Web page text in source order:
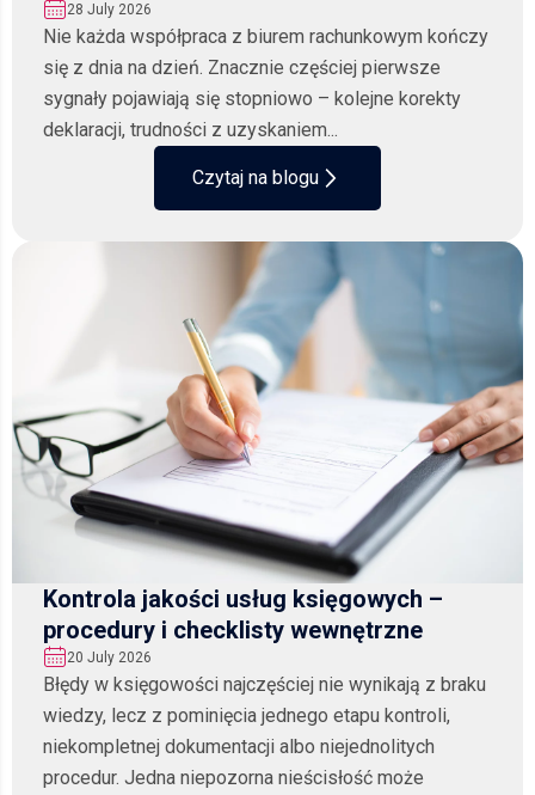
28 July 2026
Nie każda współpraca z biurem rachunkowym kończy
się z dnia na dzień. Znacznie częściej pierwsze
sygnały pojawiają się stopniowo – kolejne korekty
deklaracji, trudności z uzyskaniem...
Czytaj na blogu
Kontrola jakości usług księgowych –
procedury i checklisty wewnętrzne
20 July 2026
Błędy w księgowości najczęściej nie wynikają z braku
wiedzy, lecz z pominięcia jednego etapu kontroli,
niekompletnej dokumentacji albo niejednolitych
procedur. Jedna niepozorna nieścisłość może